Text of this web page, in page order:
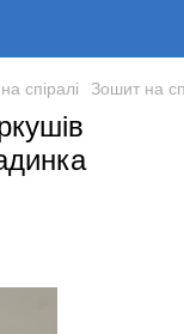
спіралі Зошит на